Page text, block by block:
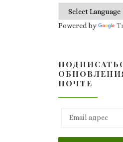
Powered by
ПОЧТЕ